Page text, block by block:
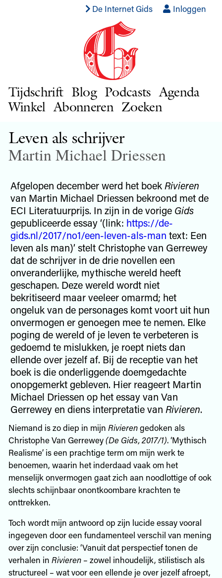
De Internet Gids Inloggen
Tijdschrift Blog Podcasts Agenda
Winkel Abonneren Zoeken
Leven als schrijver
Martin Michael Driessen
Afgelopen december werd het boek Rivieren
van Martin Michael Driessen bekroond met de
ECI Literatuurprijs. In zijn in de vorige Gids
gepubliceerde essay ‘(link: https://de-
gids.nl/2017/no1/een-leven-als-man text: Een
leven als man)’ stelt Christophe van Gerrewey
dat de schrijver in de drie novellen een
onveranderlijke, mythische wereld heeft
geschapen. Deze wereld wordt niet
bekritiseerd maar veeleer omarmd; het
ongeluk van de personages komt voort uit hun
onvermogen er genoegen mee te nemen. Elke
poging de wereld of je leven te verbeteren is
gedoemd te mislukken, je roept niets dan
ellende over jezelf af. Bij de receptie van het
boek is die onderliggende doemgedachte
onopgemerkt gebleven. Hier reageert Martin
Michael Driessen op het essay van Van
Gerrewey en diens interpretatie van Rivieren.
Niemand is zo diep in mijn Rivierengedoken als
Christophe Van Gerrewey(De Gids, 2017/1). ‘Mythisch
Realisme’ is een prachtige term om mijn werk te
benoemen, waarin het inderdaad vaak om het
menselijk onvermogen gaat zich aan noodlottige of ook
slechts schijnbaar onontkoombare krachten te
onttrekken.
Toch wordt mijn antwoord op zijn lucide essay vooral
ingegeven door een fundamenteel verschil van mening
over zijn conclusie: ‘Vanuit dat perspectief tonen de
verhalen in Rivieren– zowel inhoudelijk, stilistisch als
structureel – wat voor een ellende je over jezelf afroept,